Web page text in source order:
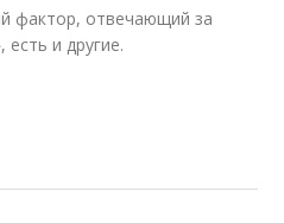
фактор, отвечающий за
есть и другие.